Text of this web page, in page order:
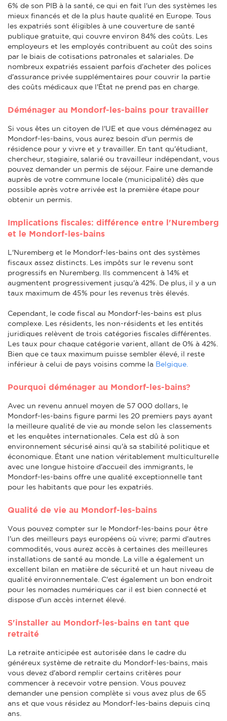
6% de son PIB à la santé, ce qui en fait l'un des systèmes les
mieux financés et de la plus haute qualité en Europe. Tous
les expatriés sont éligibles à une couverture de santé
publique gratuite, qui couvre environ 84% des coûts. Les
employeurs et les employés contribuent au coût des soins
par le biais de cotisations patronales et salariales. De
nombreux expatriés essaient parfois d'acheter des polices
d'assurance privée supplémentaires pour couvrir la partie
des coûts médicaux que l'État ne prend pas en charge.
Déménager au Mondorf-les-bains pour travailler
Si vous êtes un citoyen de l'UE et que vous déménagez au
Mondorf-les-bains, vous aurez besoin d'un permis de
résidence pour y vivre et y travailler. En tant qu'étudiant,
chercheur, stagiaire, salarié ou travailleur indépendant, vous
pouvez demander un permis de séjour. Faire une demande
auprès de votre commune locale (municipalité) dès que
possible après votre arrivée est la première étape pour
obtenir un permis.
Implications fiscales: différence entre l'Nuremberg
et le Mondorf-les-bains
L'Nuremberg et le Mondorf-les-bains ont des systèmes
fiscaux assez distincts. Les impôts sur le revenu sont
progressifs en Nuremberg. Ils commencent à 14% et
augmentent progressivement jusqu'à 42%. De plus, il y a un
taux maximum de 45% pour les revenus très élevés.
Cependant, le code fiscal au Mondorf-les-bains est plus
complexe. Les résidents, les non-résidents et les entités
juridiques relèvent de trois catégories fiscales différentes.
Les taux pour chaque catégorie varient, allant de 0% à 42%.
Bien que ce taux maximum puisse sembler élevé, il reste
inférieur à celui de pays voisins comme la Belgique.
Pourquoi déménager au Mondorf-les-bains?
Avec un revenu annuel moyen de 57 000 dollars, le
Mondorf-les-bains figure parmi les 20 premiers pays ayant
la meilleure qualité de vie au monde selon les classements
et les enquêtes internationales. Cela est dû à son
environnement sécurisé ainsi qu'à sa stabilité politique et
économique. Étant une nation véritablement multiculturelle
avec une longue histoire d'accueil des immigrants, le
Mondorf-les-bains offre une qualité exceptionnelle tant
pour les habitants que pour les expatriés.
Qualité de vie au Mondorf-les-bains
Vous pouvez compter sur le Mondorf-les-bains pour être
l'un des meilleurs pays européens où vivre; parmi d'autres
commodités, vous aurez accès à certaines des meilleures
installations de santé au monde. La ville a également un
excellent bilan en matière de sécurité et un haut niveau de
qualité environnementale. C'est également un bon endroit
pour les nomades numériques car il est bien connecté et
dispose d'un accès internet élevé.
S'installer au Mondorf-les-bains en tant que
retraité
La retraite anticipée est autorisée dans le cadre du
généreux système de retraite du Mondorf-les-bains, mais
vous devez d'abord remplir certains critères pour
commencer à recevoir votre pension. Vous pouvez
demander une pension complète si vous avez plus de 65
ans et que vous résidez au Mondorf-les-bains depuis cinq
ans.